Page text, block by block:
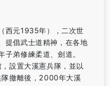
西元1935年），二次世
提倡武士道精神，在各地
子弟修練柔道、劍道。
設置大溪憲兵隊，並以
撤離後，2000年大溪